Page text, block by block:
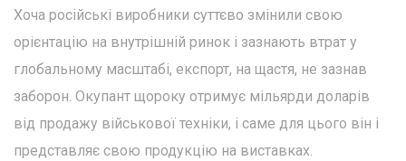
Хоча російські виробники суттєво змінили свою
орієнтацію на внутрішній ринок і зазнають втрат у
глобальному масштабі, експорт, на щастя, не зазнав
заборон. Окупант щороку отримує мільярди доларів
від продажу військової техніки, і саме для цього він і
представляє свою продукцію на виставках.